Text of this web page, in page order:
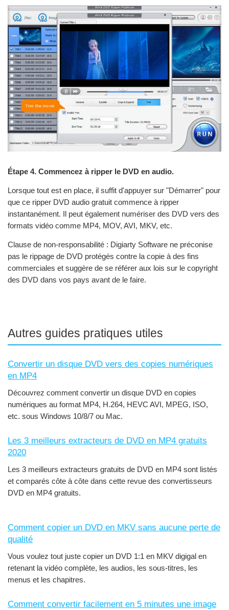
Étape 4. Commencez à ripper le DVD en audio.
Lorsque tout est en place, il suffit d'appuyer sur "Démarrer" pour
que ce ripper DVD audio gratuit commence à ripper
instantanément. Il peut également numériser des DVD vers des
formats vidéo comme MP4, MOV, AVI, MKV, etc.
Clause de non-responsabilité : Digiarty Software ne préconise
pas le rippage de DVD protégés contre la copie à des fins
commerciales et suggère de se référer aux lois sur le copyright
des DVD dans vos pays avant de le faire.
Autres guides pratiques utiles
Convertir un disque DVD vers des copies numériques
en MP4
Découvrez comment convertir un disque DVD en copies
numériques au format MP4, H.264, HEVC AVI, MPEG, ISO,
etc. sous Windows 10/8/7 ou Mac.
Les 3 meilleurs extracteurs de DVD en MP4 gratuits
2020
Les 3 meilleurs extracteurs gratuits de DVD en MP4 sont listés
et comparés côte à côte dans cette revue des convertisseurs
DVD en MP4 gratuits.
Comment copier un DVD en MKV sans aucune perte de
qualité
Vous voulez tout juste copier un DVD 1:1 en MKV digigal en
retenant la vidéo complète, les audios, les sous-titres, les
menus et les chapitres.
Comment convertir facilement en 5 minutes une image